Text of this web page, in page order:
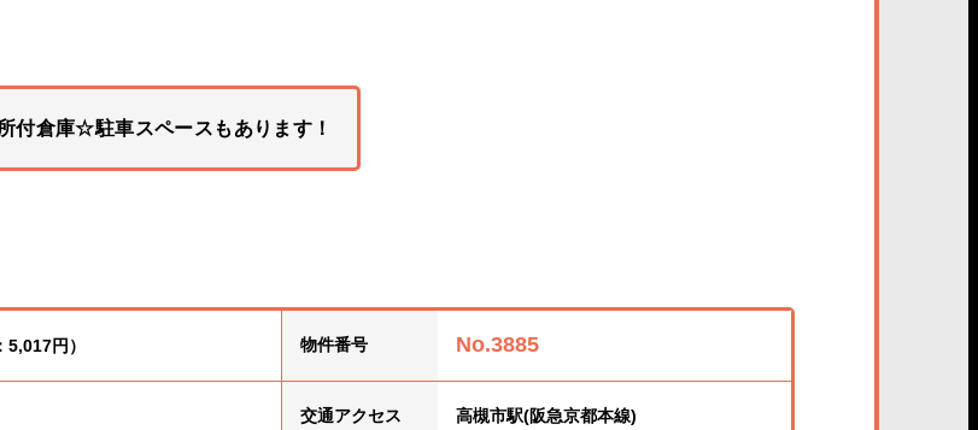
付倉庫☆駐車スペースもあります！
5,017円） 物件番号 No.3885
交通アクセス
高槻市駅(阪急京都本線)